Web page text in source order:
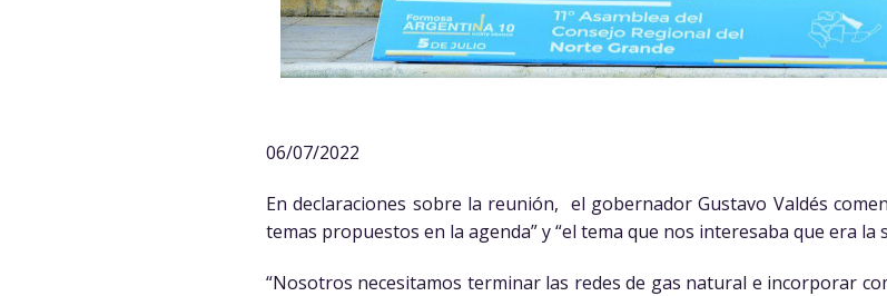
06/07/2022
En declaraciones sobre la reunión, el gobernador Gustavo Valdés
temas propuestos en la agenda” y “el tema que nos interesaba que era la
“Nosotros necesitamos terminar las redes de gas natural e incorporar